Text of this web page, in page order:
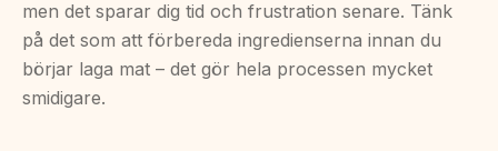
men det sparar dig tid och frustration senare. Tänk
på det som att förbereda ingredienserna innan du
börjar laga mat – det gör hela processen mycket
smidigare.